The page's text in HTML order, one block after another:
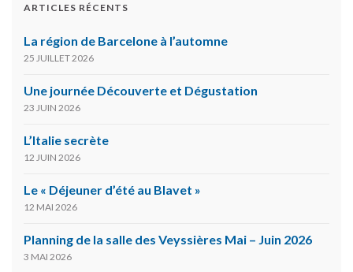
ARTICLES RÉCENTS
La région de Barcelone à l’automne
25 JUILLET 2026
Une journée Découverte et Dégustation
23 JUIN 2026
L’Italie secrète
12 JUIN 2026
Le « Déjeuner d’été au Blavet »
12 MAI 2026
Planning de la salle des Veyssières Mai – Juin 2026
3 MAI 2026